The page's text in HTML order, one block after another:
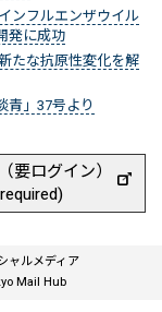
ンフルエンザウイル
発に成功
たな抗原性変化を解
青」37号より
要ログイン）
ャルメディア
Mail Hub